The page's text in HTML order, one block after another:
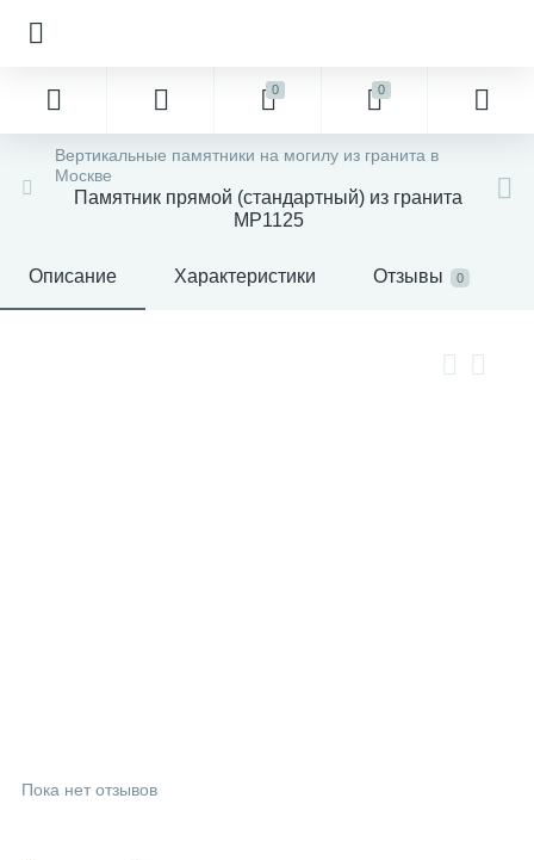
0 0
Вертикальные памятники на могилу из гранита в
Москве
Памятник прямой (стандартный) из гранита
MP1125
Описание Характеристики Отзывы 0
Пока нет отзывов